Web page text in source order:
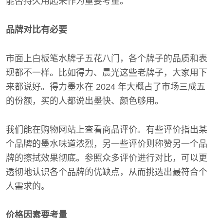
品牌对比有必要
市面上白板笔水牌子五花八门，各个牌子的品质和表
现都不一样。比如得力、晨光这些老牌子，大家用下
来都说好。得力墨水在 2024 年大概占了市场三成五
的份额，买的人都说出墨快、颜色够用。
我们能在购物网站上查看商品评价。有些评价指出某
个品牌的墨水味道浓烈，另一些评价则称赞另一个品
牌的擦拭效果彻底。参照众多评价进行对比，可以更
透彻地认识各个品牌的优缺点，从而挑选出最符合个
人需求的。
价格因素要考量